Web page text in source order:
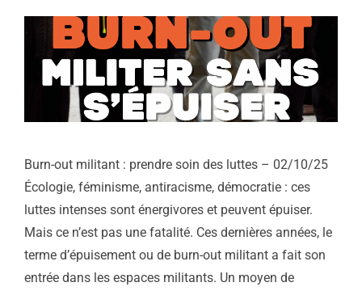
Burn-out militant : prendre soin des luttes – 02/10/25
Écologie, féminisme, antiracisme, démocratie : ces
luttes intenses sont énergivores et peuvent épuiser.
Mais ce n’est pas une fatalité. Ces dernières années, le
terme d’épuisement ou de burn-out militant a fait son
entrée dans les espaces militants. Un moyen de